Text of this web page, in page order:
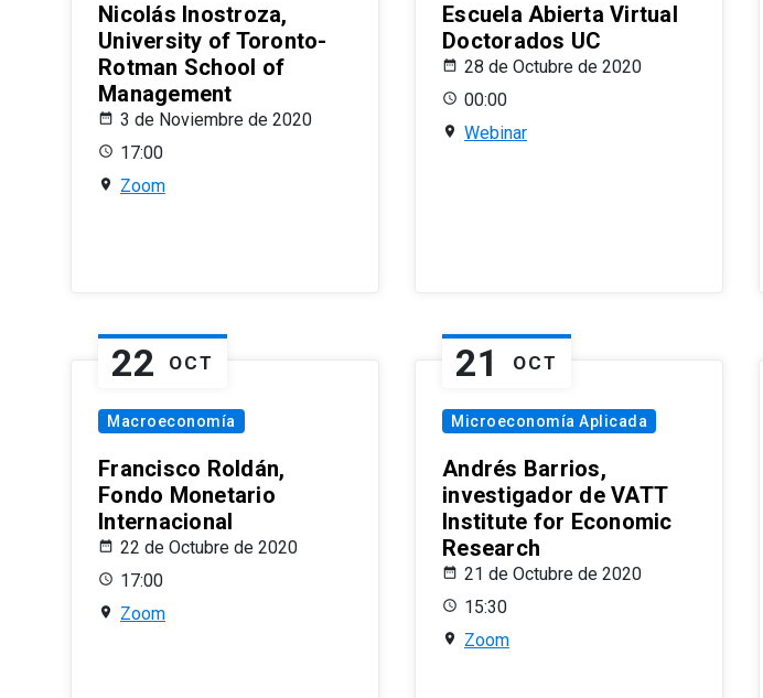
Nicolás Inostroza,
University of Toronto-
Rotman School of
Management
3 de Noviembre de 2020
17:00
Zoom
Escuela Abierta Virtual
Doctorados UC
28 de Octubre de 2020
00:00
Webinar
22 OCT
Macroeconomía
Francisco Roldán,
Fondo Monetario
Internacional
22 de Octubre de 2020
17:00
Zoom
21 OCT
Microeconomía Aplicada
Andrés Barrios,
investigador de VATT
Institute for Economic
Research
21 de Octubre de 2020
15:30
Zoom